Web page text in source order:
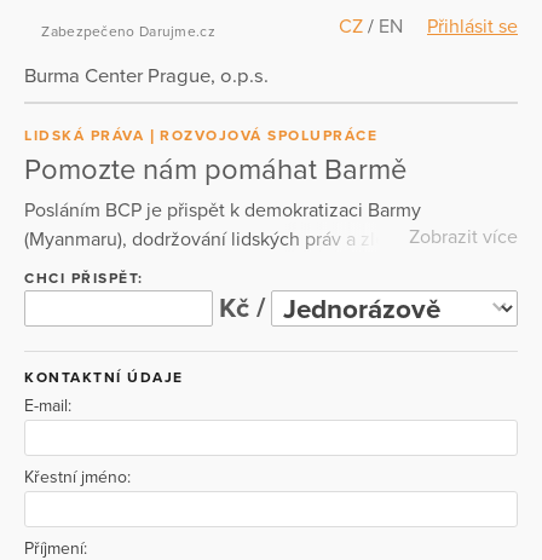
CZ / EN Přihlásit se
Zabezpečeno Darujme.cz
Burma Center Prague, o.p.s.
LIDSKÁ PRÁVA ROZVOJOVÁ SPOLUPRÁCE
Pomozte nám pomáhat Barmě
Posláním BCP je přispět k demokratizaci Barmy
(Myanmaru), dodržování lidských práv a zlepšení situace
lidí v Barmě a v exilu. Barmské centrum Praha o.p.s. je
jediná česká nezisková organizace, která se výhradně
soustředí na Barmu a už několik let reaguje na vývoj v
Barmě úspěšnými a inovativními projekty v úzké
spolupráci s Barmánci samotnými. Tuto práci můžeme
dělat jen díky štědré pomoci lidí, jako jste Vy.
Zobrazit více
CHCI PŘISPĚT:
Kč /
KONTAKTNÍ ÚDAJE
E-mail:
Křestní jméno:
Příjmení: